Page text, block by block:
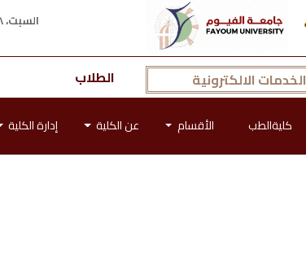
السبت، ٨ أغسطس ٢٠٢٦ م
الخدمات الالكترونية الطلاب
كليةالطب الأقسام عن الكلية إدارة الكلية